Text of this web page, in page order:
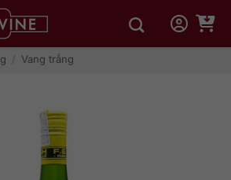
/ Vang trắng